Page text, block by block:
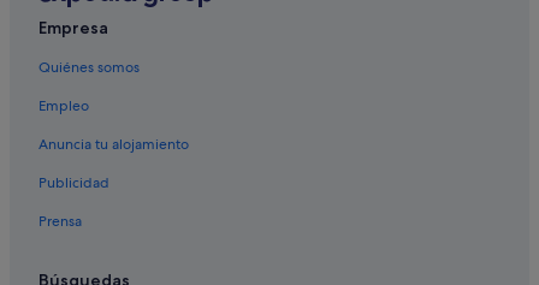
Hoteles baratos en Sevilla
Complejos turísticos en Andalucía
Hoteles cerca de Alameda de Hércules
Hoteles con todo incluido en Andalucía
Hoteles cápsula en Sevilla
Empresa
Quiénes somos
Empleo
Anuncia tu alojamiento
Publicidad
Prensa
Búsquedas